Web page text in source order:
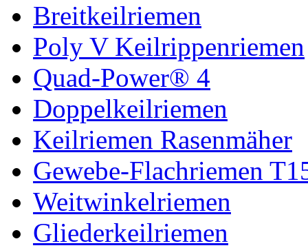
Breitkeilriemen
Poly V Keilrippenriemen
Quad-Power® 4
Doppelkeilriemen
Keilriemen Rasenmäher
Gewebe-Flachriemen
Weitwinkelriemen
Gliederkeilriemen